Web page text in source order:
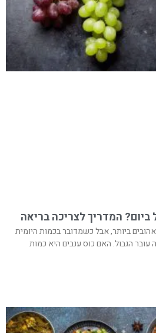
המדריך לצריכה בריאה
ביותר, אבל כשמדובר בכמות היומית
הגבול. האם כוס ענבים היא כמות